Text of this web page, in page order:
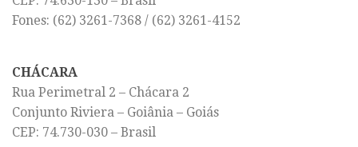
Fones: (62) 3261-7368 / (62) 3261-4152
CHÁCARA
Rua Perimetral 2 – Chácara 2
Conjunto Riviera – Goiânia – Goiás
CEP: 74.730-030 – Brasil